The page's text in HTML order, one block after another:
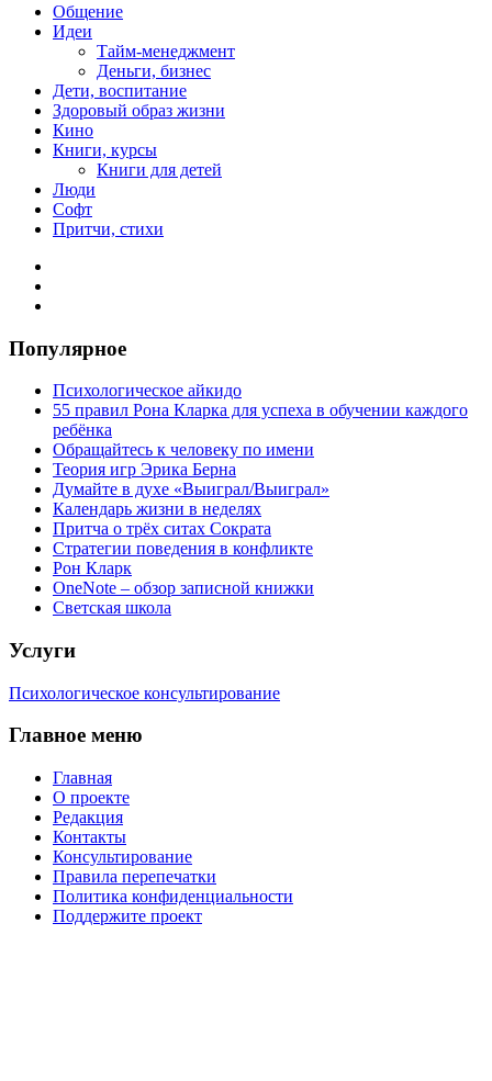
Общение
Идеи
Тайм-менеджмент
Деньги, бизнес
Дети, воспитание
Здоровый образ жизни
Кино
Книги, курсы
Книги для детей
Люди
Софт
Притчи, стихи
Популярное
Психологическое айкидо
55 правил Рона Кларка для успеха в обучении каждого
ребёнка
Обращайтесь к человеку по имени
Теория игр Эрика Берна
Думайте в духе «Выиграл/Выиграл»
Календарь жизни в неделях
Притча о трёх ситах Сократа
Стратегии поведения в конфликте
Рон Кларк
OneNote – обзор записной книжки
Светская школа
Услуги
Психологическое консультирование
Главное меню
Главная
О проекте
Редакция
Контакты
Консультирование
Правила перепечатки
Политика конфиденциальности
Поддержите проект